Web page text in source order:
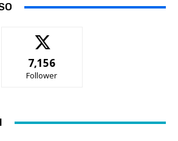
7,156
Follower